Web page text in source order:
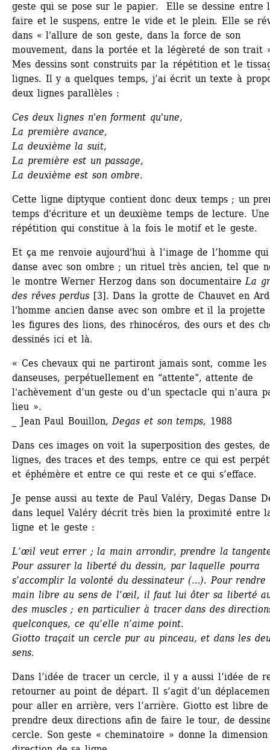
geste qui se pose sur le papier. Elle se dessine entre
faire et le suspens, entre le vide et le plein. Elle se
dans « l'allure de son geste, dans la force de son
mouvement, dans la portée et la légèreté de son trait
Mes dessins sont construits par la répétition et le
lignes. Il y a quelques temps, j’ai écrit un texte à
deux lignes parallèles :
Ces deux lignes n'en forment qu'une,
La première avance,
La deuxième la suit,
La première est un passage,
La deuxième est son ombre.
Cette ligne diptyque contient donc deux temps ; un
temps d'écriture et un deuxième temps de lecture. Une
répétition qui constitue à la fois le motif et le geste.
Et ça me renvoie aujourd'hui à l’image de l’homme qui
danse avec son ombre ; un rituel très ancien, tel que
le montre Werner Herzog dans son documentaire La
des rêves perdus [3]. Dans la grotte de Chauvet en
l'homme ancien danse avec son ombre et il la projette
les figures des lions, des rhinocéros, des ours et des
dessinés ici et là.
« Ces chevaux qui ne partiront jamais sont, comme les
danseuses, perpétuellement en “attente”, attente de
l'achèvement d’un geste ou d’un spectacle qui n’aura
lieu ».
_ Jean Paul Bouillon, Degas et son temps, 1988
Dans ces images on voit la superposition des gestes,
lignes, des traces et des temps, entre ce qui est
et éphémère et entre ce qui reste et ce qui s’efface.
Je pense aussi au texte de Paul Valéry, Degas Danse
dans lequel Valéry décrit très bien la proximité entre
ligne et le geste :
L’œil veut errer ; la main arrondir, prendre la
Pour assurer la liberté du dessin, par laquelle pourra
s’accomplir la volonté du dessinateur (…). Pour rendre
main libre au sens de l’œil, il faut lui ôter sa liberté
des muscles ; en particulier à tracer dans des
quelconques, ce qu’elle n’aime point.
Giotto traçait un cercle pur au pinceau, et dans les
sens.
Dans l’idée de tracer un cercle, il y a aussi l’idée de
retourner au point de départ. Il s’agit d’un
pour aller en arrière, vers l’arrière. Giotto est libre de
prendre deux directions afin de faire le tour, de
cercle. Son geste « cheminatoire » donne la